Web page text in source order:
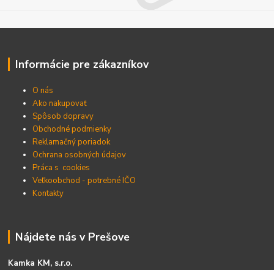
Informácie pre zákazníkov
O nás
Ako nakupovať
Spôsob dopravy
Obchodné podmienky
Reklamačný poriadok
Ochrana osobných údajov
Práca s cookies
Veľkoobchod - potrebné IČO
Kontakty
Nájdete nás v Prešove
Kamka KM, s.r.o.